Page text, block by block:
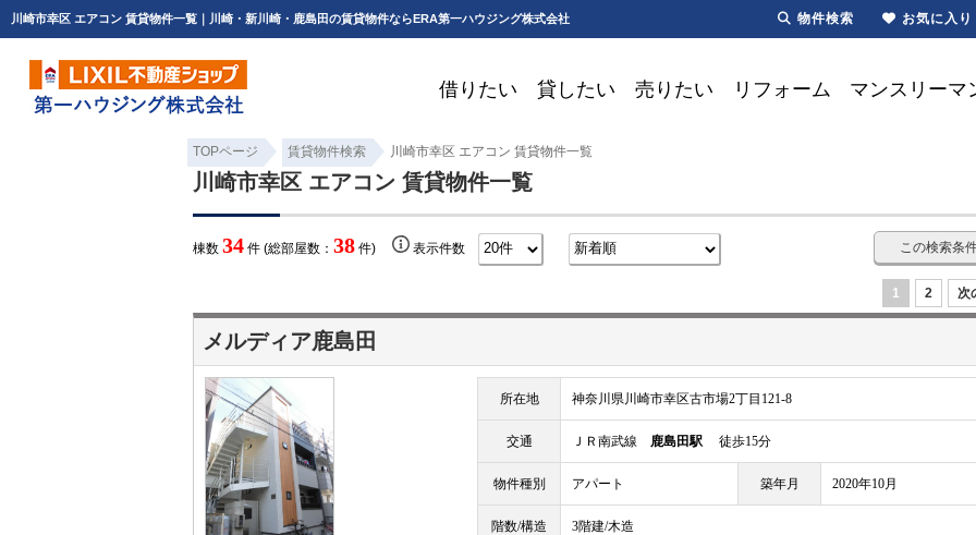
川崎市幸区 エアコン 賃貸物件一覧｜川崎・新川崎・鹿島田の賃貸物件ならERA第一ハウジング株式会社
借りたい 貸したい 売りたい リフォーム マンスリーマ
TOPページ 賃貸物件検索 川崎市幸区 エアコン 賃貸物件一覧
川崎市幸区 エアコン 賃貸物件一覧
棟数 34 件 (総部屋数： 38 件) 表示件数 この検索条
1 2 次
メルディア鹿島田
所在地 神奈川県川崎市幸区古市場2丁目121-8
交通 ＪＲ南武線 鹿島田駅 徒歩15分
物件種別 アパート 築年月 2020年10月
階数/構造 3階建/木造
物件検索 お気に入り